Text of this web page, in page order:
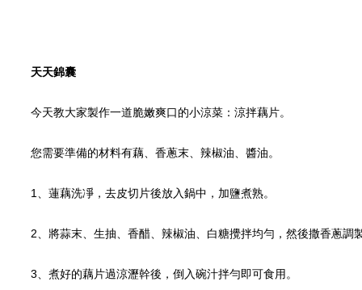
天天錦囊
今天教大家製作一道脆嫩爽口的小涼菜：涼拌藕片。
您需要準備的材料有藕、香蔥末、辣椒油、醬油。
1、蓮藕洗凈，去皮切片後放入鍋中，加鹽煮熟。
2、將蒜末、生抽、香醋、辣椒油、白糖攪拌均勻，然後撒香蔥調
3、煮好的藕片過涼瀝幹後，倒入碗汁拌勻即可食用。